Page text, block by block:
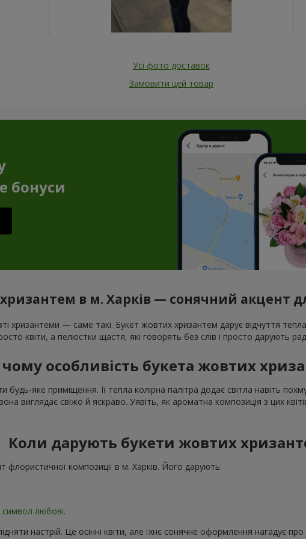
Усі фото доставок
Замовити цей товар
бонуси
в м. Харків — сонячний акцент
хризантеми — саме такі. Букет жовтих хризантем дарує відчуття
квіти, а пелюстки щастя, які говорять без слів і просто дарують
особливість букета жовтих
яке приміщення. Її тепла колірна палітра додає світла навіть
виглядає свіжо й яскраво. Уявіть, як ароматна композиція з цих
Коли дарують букети жовтих
композиції в м. Харків. Його дарують:
символ любові.
настрій. Це осінні квіти, але їхнє сонячне оформлення нагадує